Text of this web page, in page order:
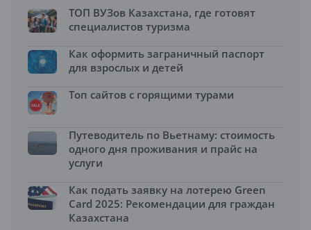
ТОП ВУЗов Казахстана, где готовят
специалистов туризма
Как оформить заграничный паспорт
для взрослых и детей
Топ сайтов с горящими турами
Путеводитель по Вьетнаму: стоимость
одного дня проживания и прайс на
услуги
Как подать заявку на лотерею Green
Card 2025: Рекомендации для граждан
Казахстана